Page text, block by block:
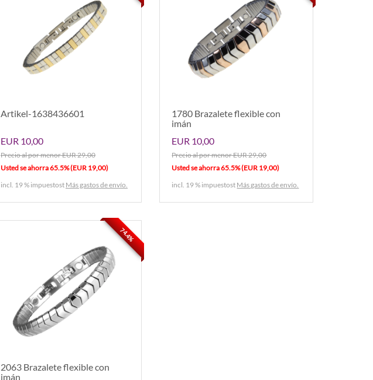
Artikel-1638436601
EUR 10,00
Precio al por menor EUR 29,00
Usted se ahorra 65.5% (EUR 19,00)
incl. 19 % impuestost Más gastos de envío.
1780 Brazalete flexible con
imán
EUR 10,00
Precio al por menor EUR 29,00
Usted se ahorra 65.5% (EUR 19,00)
incl. 19 % impuestost Más gastos de envío.
2063 Brazalete flexible con
imán
74.4%